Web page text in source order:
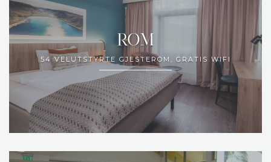
ROM
54 VELUTSTYRTE GJESTEROM, GRATIS WIFI